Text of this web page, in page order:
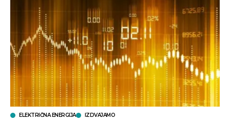
ELEKTRIČNA ENERGIJA IZDVAJAMO